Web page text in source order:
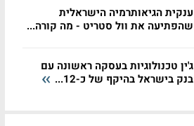
ענקית הגיאותרמיה הישראלית
שהפתיעה את וול סטריט - מה קורה...
ג'ין טכנולוגיות בעסקה ראשונה עם
בנק בישראל בהיקף של כ-12...